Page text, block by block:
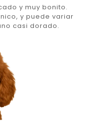
y muy bonito.
y puede variar
casi dorado.